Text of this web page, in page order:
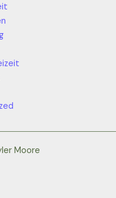
Moore